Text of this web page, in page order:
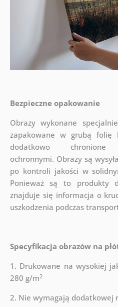
Bezpieczne opakowanie
Obrazy wykonane
zapakowane w grubą
dodatkowo
ochronnymi. Obrazy są
po kontroli jakości w
Ponieważ są to produkty
znajduje się informacja o
uszkodzenia podczas
Specyfikacja obrazów na
1. Drukowane na wysokiej
280 g/m2
2. Nie wymagają dodatkowej